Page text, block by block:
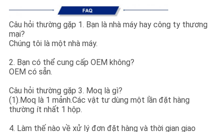
Câu hỏi thường gặp 1. Bạn là nhà máy hay công ty thương
mại?
Chúng tôi là một nhà máy.
2. Bạn có thể cung cấp OEM không?
OEM có sẵn.
Câu hỏi thường gặp 3. Moq là gì?
(1).Moq là 1 mảnh.Các vật tư dùng một lần đặt hàng
thường ít nhất 1 hộp.
4. Làm thế nào về xử lý đơn đặt hàng và thời gian giao